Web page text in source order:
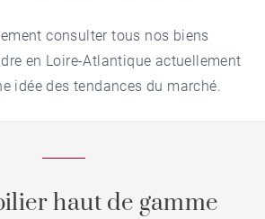
consulter tous nos biens
en Loire-Atlantique actuellement
idée des tendances du marché.
haut de gamme